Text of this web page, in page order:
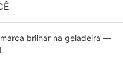
brilhar na geladeira —